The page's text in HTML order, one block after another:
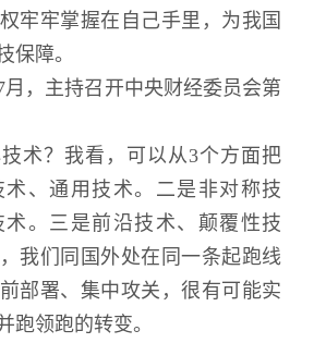
牢牢掌握在自己手里，为我国
保障。
主持召开中央财经委员会第
？我看，可以从3个方面把
、通用技术。二是非对称技
术。三是前沿技术、颠覆性技
我们同国外处在同一条起跑线
部署、集中攻关，很有可能实
跑领跑的转变。